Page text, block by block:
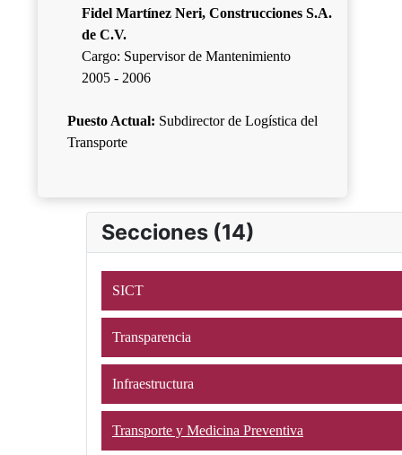
Fidel Martínez Neri, Construcciones S.A.
de C.V.
Cargo: Supervisor de Mantenimiento
2005 - 2006
Puesto Actual: Subdirector de Logística del
Transporte
Secciones (14)
SICT
Transparencia
Infraestructura
Transporte y Medicina Preventiva